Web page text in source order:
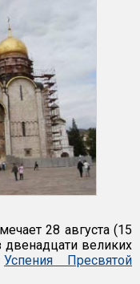
28 августа (15
двенадцати великих
Успения Пресвятой